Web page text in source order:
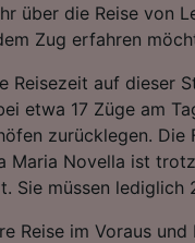
über die Reise von
Zug erfahren
Reisezeit auf dieser
etwa 17 Züge am
zurücklegen.
Maria Novella ist
Sie müssen lediglich
Reise im Voraus